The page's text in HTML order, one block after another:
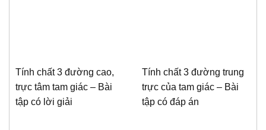
Tính chất 3 đường cao,
trực tâm tam giác – Bài
tập có lời giải
Tính chất 3 đường trung
trực của tam giác – Bài
tập có đáp án